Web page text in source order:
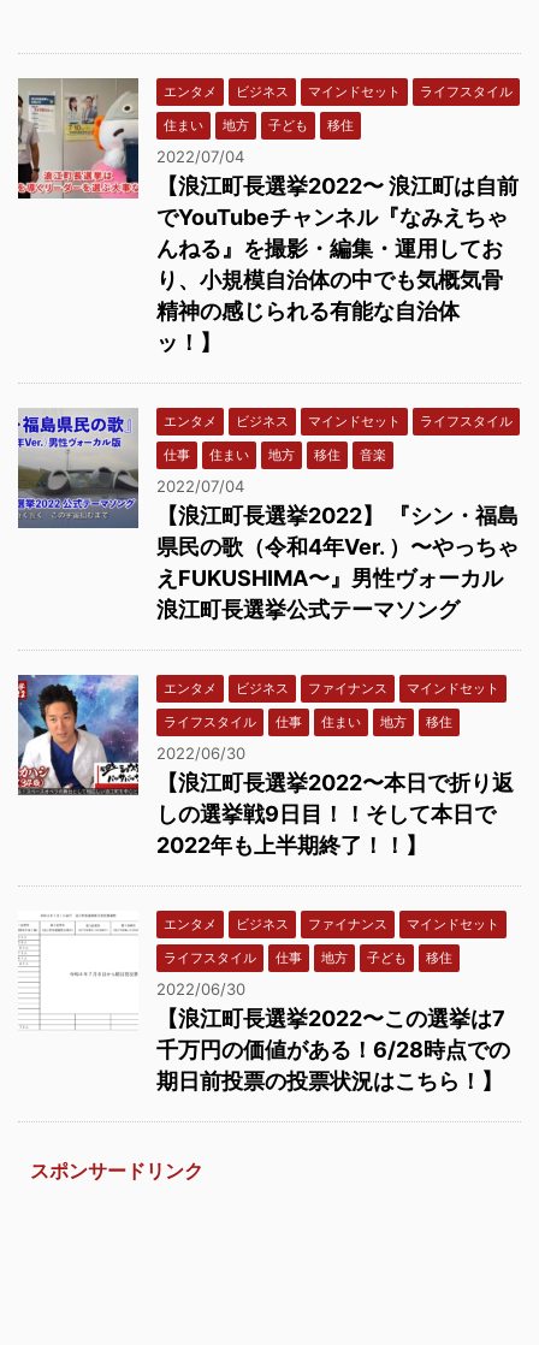
エンタメ ビジネス マインドセット
ライフスタイル
住まい
地方 子ども 移住
2022/07/04
【浪江町長選挙2022〜 浪江町は自前
でYouTubeチャンネル『なみえちゃ
んねる』を撮影・編集・運用してお
り、小規模自治体の中でも気概気骨
精神の感じられる有能な自治体
ッ！】
エンタメ ビジネス マインドセット
ライフスタイル
仕事
住まい 地方 移住 音楽
2022/07/04
【浪江町長選挙2022】 『シン・福島
県民の歌（令和4年Ver. ）〜やっちゃ
えFUKUSHIMA〜』男性ヴォーカル
浪江町長選挙公式テーマソング
エンタメ ビジネス ファイナンス
マインドセット
ライフスタイル
仕事 住まい 地方 移住
2022/06/30
【浪江町長選挙2022〜本日で折り返
しの選挙戦9日目！！そして本日で
2022年も上半期終了！！】
エンタメ ビジネス ファイナンス
マインドセット
ライフスタイル
仕事 地方 子ども 移住
2022/06/30
【浪江町長選挙2022〜この選挙は7
千万円の価値がある！6/28時点での
期日前投票の投票状況はこちら！】
スポンサードリンク